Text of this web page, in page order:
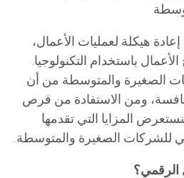
هيكلة لعمليات الأعمال،
باستخدام التكنولوجيا.
الصغيرة والمتوسطة من أن
ومن الاستفادة من فرص
المزايا التي تقدمها
للشركات الصغيرة والمتوسطة.